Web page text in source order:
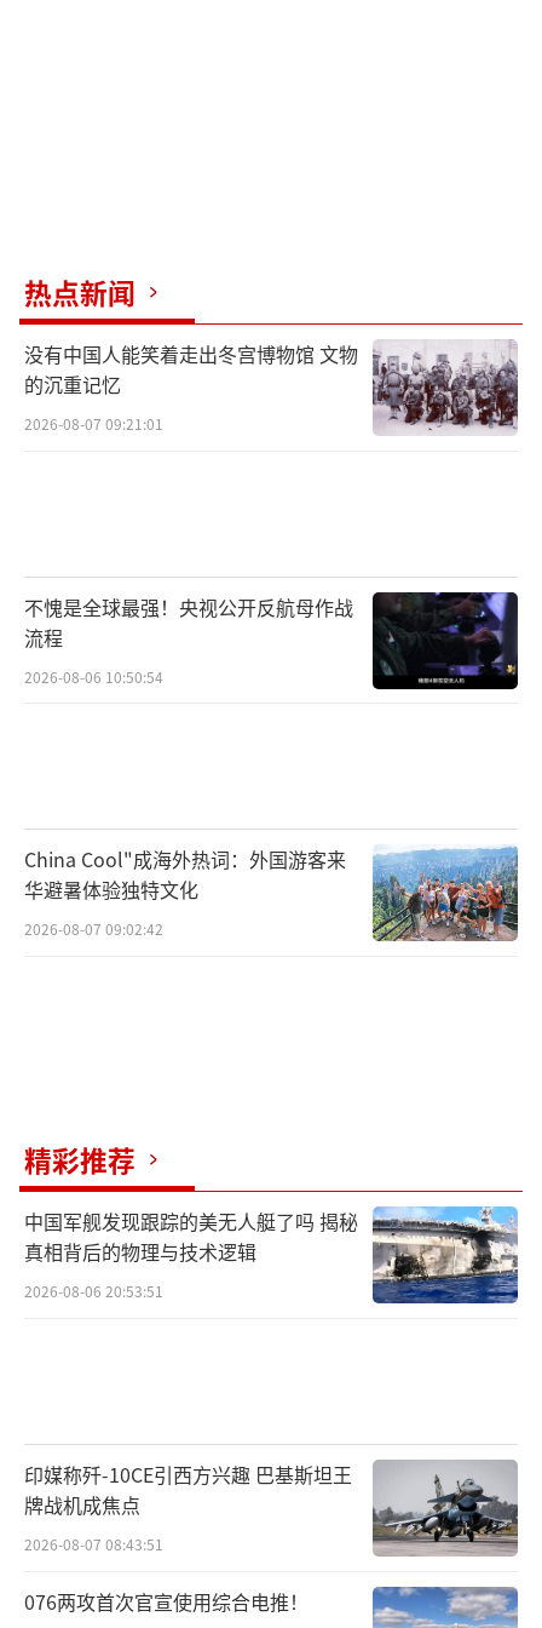
热点新闻
没有中国人能笑着走出冬宫博物馆 文物
的沉重记忆
2026-08-07 09:21:01
不愧是全球最强！央视公开反航母作战
流程
2026-08-06 10:50:54
China Cool"成海外热词：外国游客来
华避暑体验独特文化
2026-08-07 09:02:42
精彩推荐
中国军舰发现跟踪的美无人艇了吗 揭秘
真相背后的物理与技术逻辑
2026-08-06 20:53:51
印媒称歼-10CE引西方兴趣 巴基斯坦王
牌战机成焦点
2026-08-07 08:43:51
076两攻首次官宣使用综合电推！